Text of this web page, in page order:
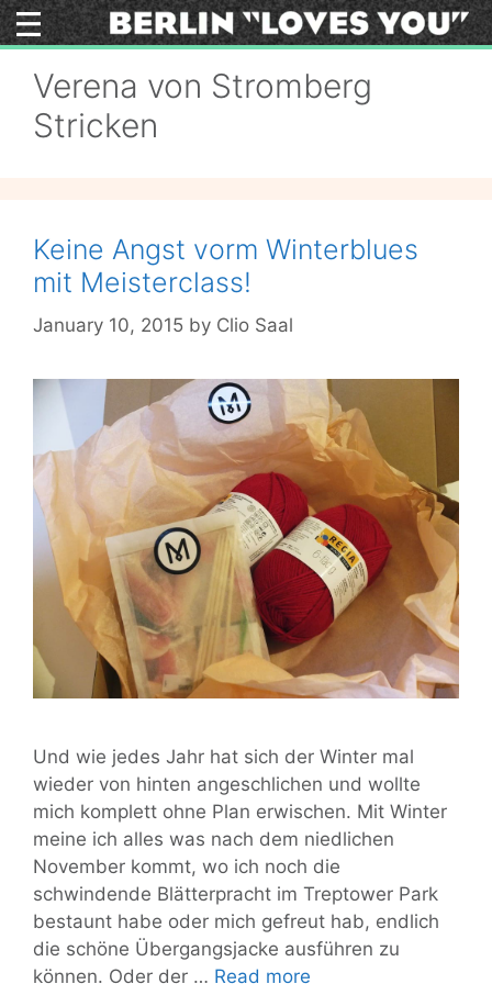
Skip
to
Verena von Stromberg
Stricken
Keine Angst vorm Winterblues
mit Meisterclass!
January 10, 2015 by Clio Saal
Und wie jedes Jahr hat sich der Winter mal
wieder von hinten angeschlichen und wollte
mich komplett ohne Plan erwischen. Mit Winter
meine ich alles was nach dem niedlichen
November kommt, wo ich noch die
schwindende Blätterpracht im Treptower Park
bestaunt habe oder mich gefreut hab, endlich
die schöne Übergangsjacke ausführen zu
können. Oder der … Read more